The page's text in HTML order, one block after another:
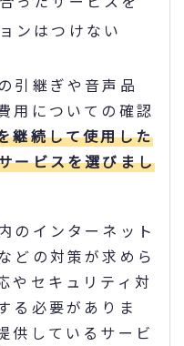
ンはつけない
引継ぎや音声品
用についての確認
継続して使用した
ービスを選びまし
のインターネット
どの対策が求めら
やセキュリティ対
る必要がありま
供しているサービ